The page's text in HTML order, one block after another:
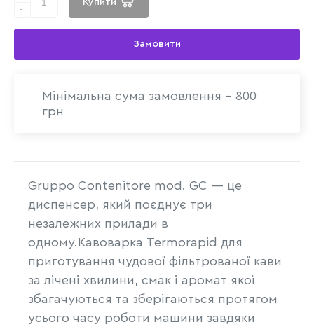
-
Замовити
Мінімальна сума замовлення - 800
грн
Gruppo Contenitore mod. GC — це
диспенсер, який поєднує три
незалежних прилади в
одному.Кавоварка Termorapid для
приготування чудової фільтрованої кави
за лічені хвилини, смак і аромат якої
збагачуються та зберігаються протягом
усього часу роботи машини завдяки